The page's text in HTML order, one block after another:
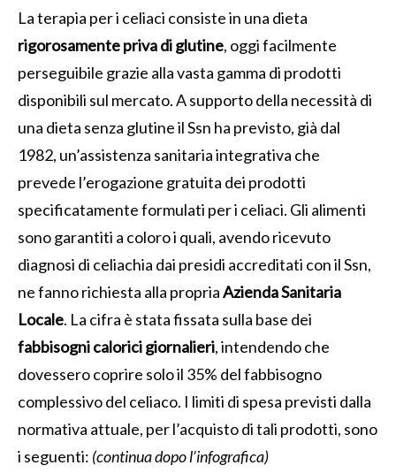
La terapia per i celiaci consiste in una dieta
rigorosamente priva di glutine, oggi facilmente
perseguibile grazie alla vasta gamma di prodotti
disponibili sul mercato. A supporto della necessità di
una dieta senza glutine il Ssn ha previsto, già dal
1982, un’assistenza sanitaria integrativa che
prevede l’erogazione gratuita dei prodotti
specificatamente formulati per i celiaci. Gli alimenti
sono garantiti a coloro i quali, avendo ricevuto
diagnosi di celiachia dai presidi accreditati con il Ssn,
ne fanno richiesta alla propriaAzienda Sanitaria
Locale. La cifra è stata fissata sulla base dei
fabbisogni calorici giornalieri, intendendo che
dovessero coprire solo il 35% del fabbisogno
complessivo del celiaco. I limiti di spesa previsti dalla
normativa attuale, per l’acquisto di tali prodotti, sono
i seguenti: (continua dopo l’infografica)